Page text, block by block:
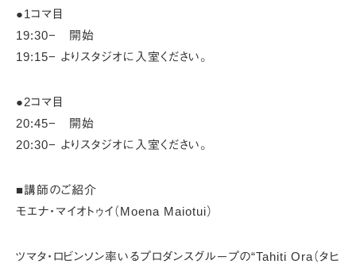
●1コマ目
19:30− 開始
19:15− よりスタジオに入室ください。
●2コマ目
20:45− 開始
20:30− よりスタジオに入室ください。
■講師のご紹介
モエナ・マイオトゥイ（Moena Maiotui）
ツマタ・ロビンソン率いるプロダンスグループの“Tahiti Ora（タヒ